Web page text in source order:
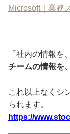
Microsoft｜業務
「社内の情報を
チームの情報を
これ以上なくシ
られます。
https://